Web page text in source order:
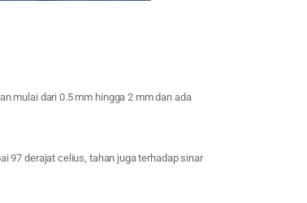
mulai dari 0.5 mm hingga 2 mm dan ada
97 derajat celius, tahan juga terhadap sinar